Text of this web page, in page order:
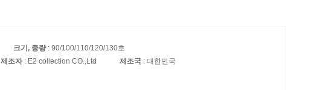
크기, 중량: 90/100/110/120/130호
제조자: E2 collection CO.,Ltd 제조국 : 대한민국